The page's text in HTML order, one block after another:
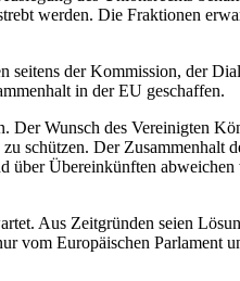
werden. Die Fraktionen
seitens der Kommission, der
in der EU geschaffen.
Der Wunsch des Vereinigten
schützen. Der Zusammenhalt
über Übereinkünften
Aus Zeitgründen seien
vom Europäischen Parlament